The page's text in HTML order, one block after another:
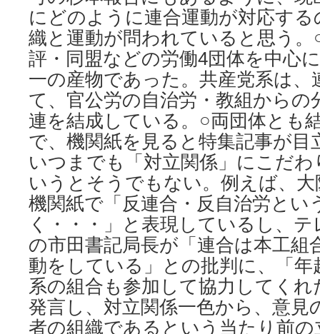
にどのように連合運動が対応す
織と運動が問われていると思う。
評・同盟などの労働4団体を中心
一の産物であった。共産党系は、
て、官公労の自治労・教組からの
連を結成している。○両団体とも
で、機関紙を見ると特集記事が目
いつまでも「対立関係」にこだ
いうとそうでもない。例えば、
機関紙で「反連合・反自治労とい
く・・・」と表現しているし、
の市田書記局長が「連合は本工組
動をしている」との批判に、「年
系の組合も参加して協力してく
発言し、対立関係一色から、意見
者の組織であるという当たり前